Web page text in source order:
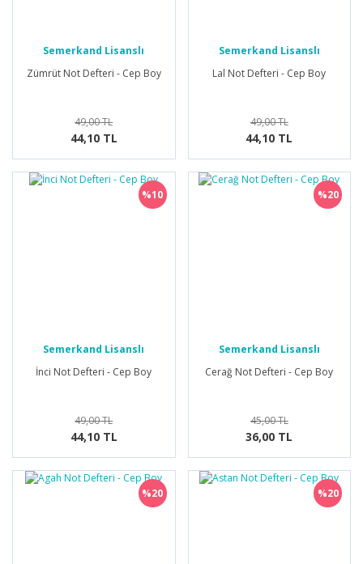
Semerkand Lisanslı
Ürünler
Zümrüt Not Defteri - Cep Boy
49,00 TL
44,10 TL
Semerkand Lisanslı
Ürünler
Lal Not Defteri - Cep Boy
49,00 TL
44,10 TL
%10
Semerkand Lisanslı
Ürünler
İnci Not Defteri - Cep Boy
49,00 TL
44,10 TL
%20
Semerkand Lisanslı
Ürünler
Cerağ Not Defteri - Cep Boy
45,00 TL
36,00 TL
%20 %20